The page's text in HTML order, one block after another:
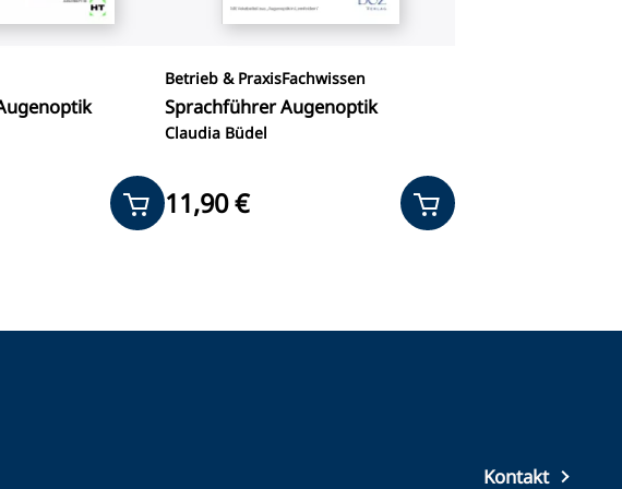
Betrieb & PraxisFachwissen
Sprachführer Augenoptik
Claudia Büdel
11,90 €
Kontakt